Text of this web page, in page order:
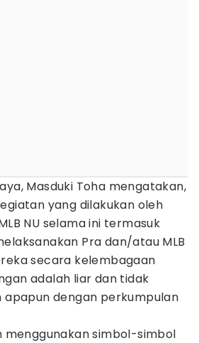
Masduki Toha mengatakan,
yang dilakukan oleh
NU selama ini termasuk
Pra dan/atau MLB
secara kelembagaan
adalah liar dan tidak
apapun dengan perkumpulan
menggunakan simbol-simbol